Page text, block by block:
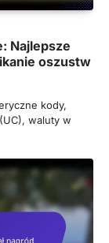
Najlepsze
oszustw
kody,
waluty w